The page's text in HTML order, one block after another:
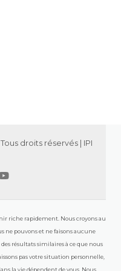
droits réservés | IPI
riche rapidement. Nous croyons au
ne pouvons et ne faisons aucune
résultats similaires à ce que nous
pas votre situation personnelle,
la vie dépendent de vous. Nous